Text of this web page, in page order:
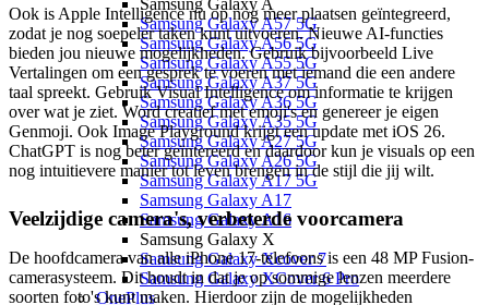
Samsung Galaxy A
Samsung Galaxy A57 5G
Samsung Galaxy A56 5G
Samsung Galaxy A55 5G
Samsung Galaxy A37 5G
Samsung Galaxy A36 5G
Samsung Galaxy A35 5G
Samsung Galaxy A27 5G
Samsung Galaxy A26 5G
Samsung Galaxy A17 5G
Samsung Galaxy A17
Samsung Galaxy A16
Samsung Galaxy X
Samsung Galaxy Xcover 7
Samsung Galaxy XCover 6 Pro
OnePlus
Ook is Apple Intelligence nu op nog meer plaatsen geïntegreerd,
zodat je nog soepeler taken kunt uitvoeren. Nieuwe AI-functies
bieden jou nieuwe mogelijkheden. Gebruik bijvoorbeeld Live
Vertalingen om een gesprek te voeren met iemand die een andere
taal spreekt. Gebruik Visual Intelligence om informatie te krijgen
over wat je ziet. Word creatief met emoji's en genereer je eigen
Genmoji. Ook Image Playground krijgt een update met iOS 26.
ChatGPT is nog beter geïntereerd en daardoor kun je visuals op een
nog intuitievere manier tot leven brengen in de stijl die jij wilt.
Veelzijdige camera's, verbeterde voorcamera
De hoofdcamera van alle iPhone 17-telefoons is een 48 MP Fusion-
camerasysteem. Dit houdt in dat je op sommige lenzen meerdere
soorten foto's kunt maken. Hierdoor zijn de mogelijkheden